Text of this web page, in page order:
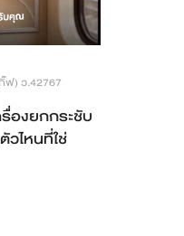
) ว.42767
องยกกระชับ
วไหนที่ใช่